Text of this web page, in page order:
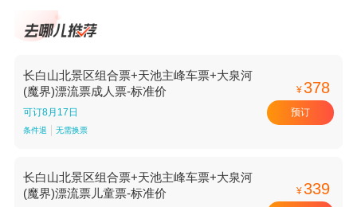
长白山北景区组合票+天池主峰车票+大泉河
(魔界)漂流票成人票-标准价
可订8月17日
条件退 无需换票
¥378
预订
长白山北景区组合票+天池主峰车票+大泉河
(魔界)漂流票儿童票-标准价
¥339